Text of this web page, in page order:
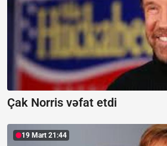
Çak Norris vəfat etdi
19 Mart 21:44